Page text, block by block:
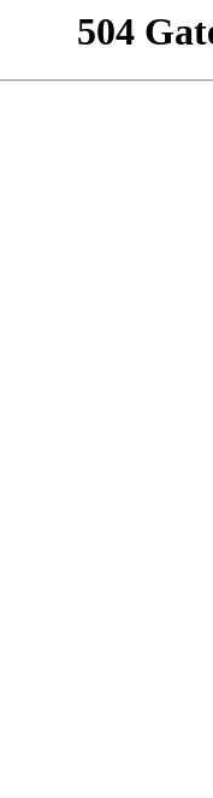
504